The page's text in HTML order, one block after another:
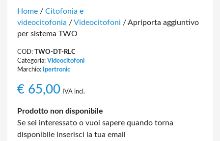
Home / Citofonia e
videocitofonia /Videocitofoni / Apriporta aggiuntivo
per sistema TWO
COD: TWO-DT-RLC
Categoria: Videocitofoni
Marchio: Ipertronic
€ 65,00 IVA incl.
Prodotto non disponibile
Se sei interessato o vuoi sapere quando torna
disponibile inserisci la tua email